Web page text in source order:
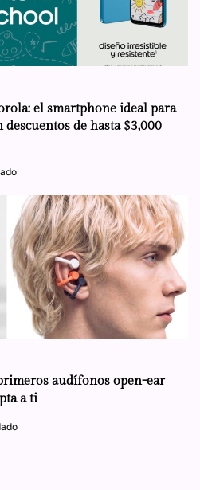
el smartphone ideal para
de hasta $3,000
audífonos open-ear
a ti